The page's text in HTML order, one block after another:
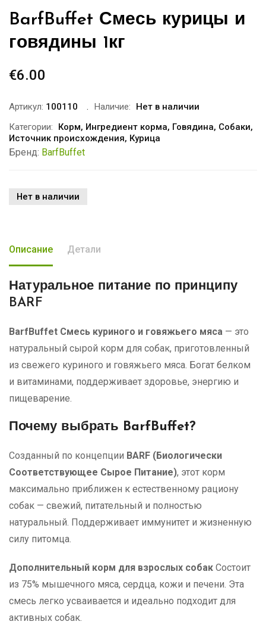
BarfBuffet Смесь курицы и
говядины 1кг
€6.00
Артикул: 100110 Наличие:
Нет в наличии
Категории:
Корм, Ингредиент корма, Говядина, Собаки,
Источник происхождения, Курица
Бренд: BarfBuffet
Нет в наличии
Описание Детали
Натуральное питание по принципу
BARF
BarfBuffet Смесь куриного и говяжьего мяса — это
натуральный сырой корм для собак, приготовленный
из свежего куриного и говяжьего мяса. Богат белком
и витаминами, поддерживает здоровье, энергию и
пищеварение.
Почему выбрать BarfBuffet?
Созданный по концепции BARF (Биологически
Соответствующее Сырое Питание), этот корм
максимально приближен к естественному рациону
собак — свежий, питательный и полностью
натуральный. Поддерживает иммунитет и жизненную
силу питомца.
Дополнительный корм для взрослых собак Состоит
из 75% мышечного мяса, сердца, кожи и печени. Эта
смесь легко усваивается и идеально подходит для
активных собак.